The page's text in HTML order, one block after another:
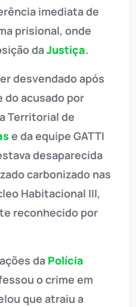
imediata de
prisional, onde
daJustiça.
desvendado após
do acusado por
Territorial de
e da equipe GATTI
desaparecida
carbonizado nas
Habitacional III,
reconhecido por
da Polícia
o crime em
que atraiu a